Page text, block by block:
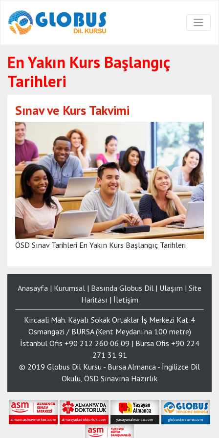
En Yakın Kurs Başlangıç
Tarihleri
Sınav ve Kurs Takvimi
ÖSD Sınav Tarihleri En Yakın Kurs Başlangıç Tarihleri
Anasayfa | Kurumsal | Basında Globus Dil | Ulaşım | Site
Haritası | İletişim
Kırcaali Mah. Kayalı Sokak Ortaklar İş Merkezi Kat:4
Osmangazi / BURSA (Kent Meydanı’na 100 metre)
İstanbul Ofis +90 212 260 06 09 | Bursa Ofis +90 224
271 31 91
© 2019 Globus Dil Kursu - Bursa Almanca - İngilizce Dil
Okulu, ÖSD Sınavına Hazırlık